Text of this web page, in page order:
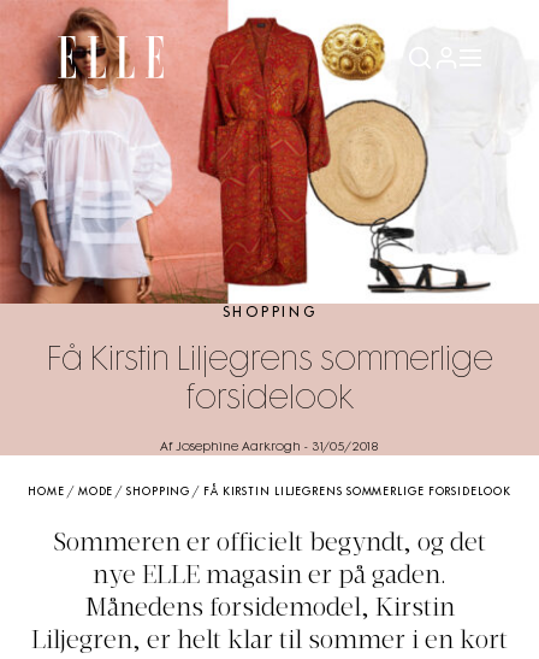
SHOPPING
Få Kirstin Liljegrens sommerlige
forsidelook
Af Josephine Aarkrogh - 31/05/2018
HOME / MODE /SHOPPING / FÅ KIRSTIN LILJEGRENS SOMMERLIGE FORSIDELOOK
Sommeren er officielt begyndt, og det
nye ELLE magasin er på gaden.
Månedens forsidemodel, Kirstin
Liljegren, er helt klar til sommer i en kort